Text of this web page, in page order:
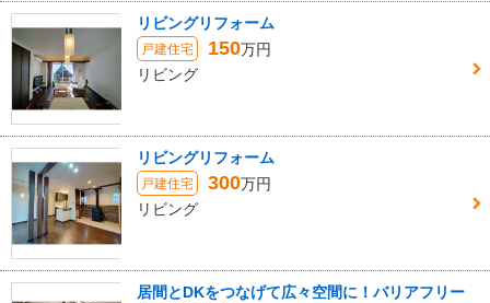
リビングリフォーム
戸建住宅 150万円
リビング
リビングリフォーム
戸建住宅 300万円
リビング
居間とDKをつなげて広々空間に！バリアフリー